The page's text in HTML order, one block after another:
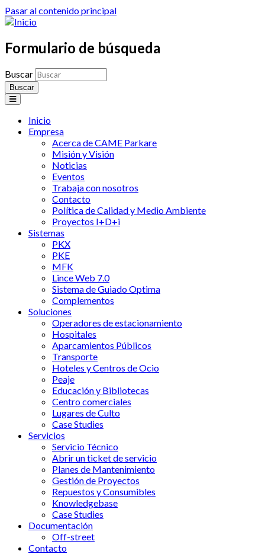
Pasar al contenido principal
Formulario de búsqueda
Buscar
Inicio
Empresa
Acerca de CAME Parkare
Misión y Visión
Noticias
Eventos
Trabaja con nosotros
Contacto
Política de Calidad y Medio Ambiente
Proyectos I+D+i
Sistemas
PKX
PKE
MFK
Lince Web 7.0
Sistema de Guiado Optima
Complementos
Soluciones
Operadores de estacionamiento
Hospitales
Aparcamientos Públicos
Transporte
Hoteles y Centros de Ocio
Peaje
Educación y Bibliotecas
Centro comerciales
Lugares de Culto
Case Studies
Servicios
Servicio Técnico
Abrir un ticket de servicio
Planes de Mantenimiento
Gestión de Proyectos
Repuestos y Consumibles
Knowledgebase
Case Studies
Documentación
Off-street
Contacto